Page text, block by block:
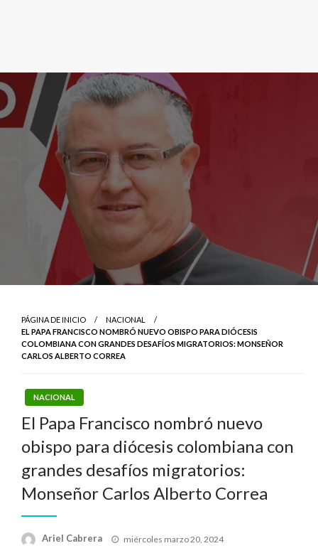
PÁGINA DE INICIO
NACIONAL
EL PAPA FRANCISCO NOMBRÓ NUEVO OBISPO PARA DIÓCESIS
COLOMBIANA CON GRANDES DESAFÍOS MIGRATORIOS: MONSEÑOR
CARLOS ALBERTO CORREA
NACIONAL
El Papa Francisco nombró nuevo
obispo para diócesis colombiana con
grandes desafíos migratorios:
Monseñor Carlos Alberto Correa
Ariel Cabrera
Publicado
miércoles marzo 20, 2024